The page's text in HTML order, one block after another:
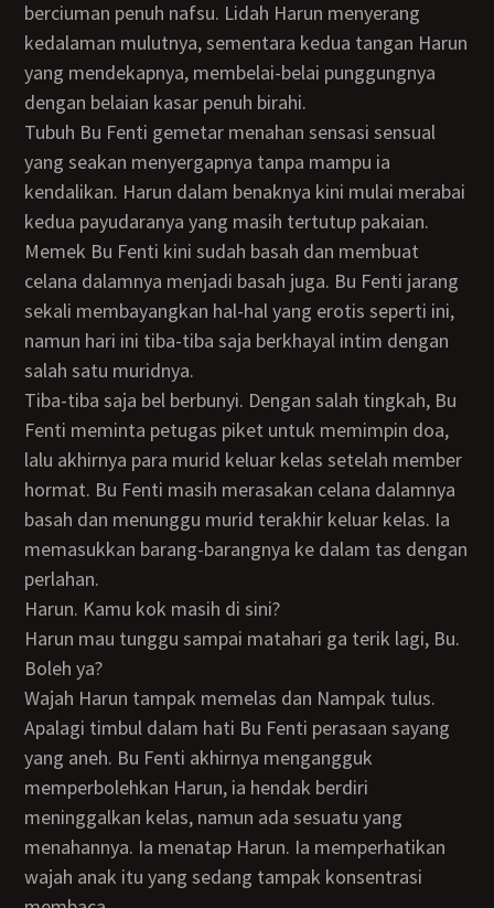
berciuman penuh nafsu. Lidah Harun menyerang
kedalaman mulutnya, sementara kedua tangan Harun
yang mendekapnya, membelai-belai punggungnya
dengan belaian kasar penuh birahi.
Tubuh Bu Fenti gemetar menahan sensasi sensual
yang seakan menyergapnya tanpa mampu ia
kendalikan. Harun dalam benaknya kini mulai merabai
kedua payudaranya yang masih tertutup pakaian.
Memek Bu Fenti kini sudah basah dan membuat
celana dalamnya menjadi basah juga. Bu Fenti jarang
sekali membayangkan hal-hal yang erotis seperti ini,
namun hari ini tiba-tiba saja berkhayal intim dengan
salah satu muridnya.
Tiba-tiba saja bel berbunyi. Dengan salah tingkah, Bu
Fenti meminta petugas piket untuk memimpin doa,
lalu akhirnya para murid keluar kelas setelah member
hormat. Bu Fenti masih merasakan celana dalamnya
basah dan menunggu murid terakhir keluar kelas. Ia
memasukkan barang-barangnya ke dalam tas dengan
perlahan.
Harun. Kamu kok masih di sini?
Harun mau tunggu sampai matahari ga terik lagi, Bu.
Boleh ya?
Wajah Harun tampak memelas dan Nampak tulus.
Apalagi timbul dalam hati Bu Fenti perasaan sayang
yang aneh. Bu Fenti akhirnya mengangguk
memperbolehkan Harun, ia hendak berdiri
meninggalkan kelas, namun ada sesuatu yang
menahannya. Ia menatap Harun. Ia memperhatikan
wajah anak itu yang sedang tampak konsentrasi